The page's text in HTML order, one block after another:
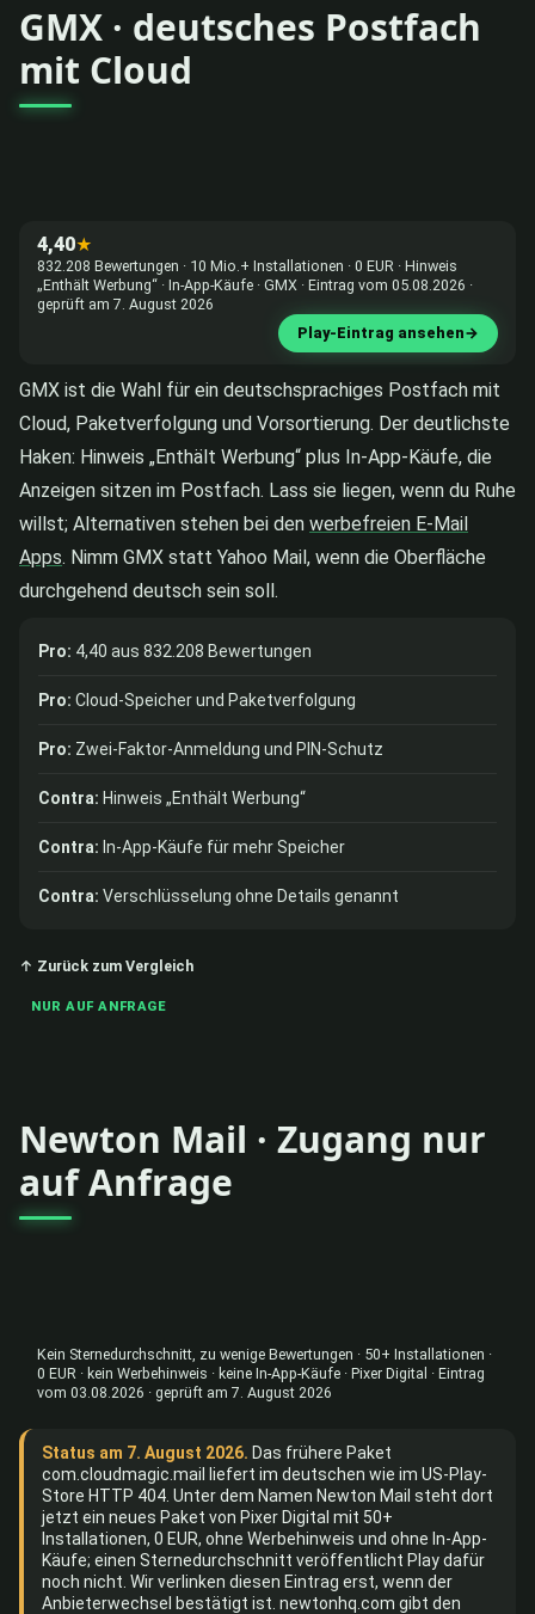
GMX · deutsches Postfach
mit Cloud
4,40★
832.208 Bewertungen · 10 Mio.+ Installationen · 0 EUR · Hinweis
„Enthält Werbung“ · In-App-Käufe · GMX · Eintrag vom 05.08.2026 ·
geprüft am 7. August 2026
Play-Eintrag ansehen→
GMX ist die Wahl für ein deutschsprachiges Postfach mit
Cloud, Paketverfolgung und Vorsortierung. Der deutlichste
Haken: Hinweis „Enthält Werbung“ plus In-App-Käufe, die
Anzeigen sitzen im Postfach. Lass sie liegen, wenn du Ruhe
willst; Alternativen stehen bei den werbefreien E-Mail
Apps. Nimm GMX statt Yahoo Mail, wenn die Oberfläche
durchgehend deutsch sein soll.
Pro: 4,40 aus 832.208 Bewertungen
Pro: Cloud-Speicher und Paketverfolgung
Pro: Zwei-Faktor-Anmeldung und PIN-Schutz
Contra: Hinweis „Enthält Werbung“
Contra: In-App-Käufe für mehr Speicher
Contra: Verschlüsselung ohne Details genannt
↑ Zurück zum Vergleich
NUR AUF ANFRAGE
Newton Mail · Zugang nur
auf Anfrage
Kein Sternedurchschnitt, zu wenige Bewertungen · 50+ Installationen ·
0 EUR · kein Werbehinweis · keine In-App-Käufe · Pixer Digital · Eintrag
vom 03.08.2026 · geprüft am 7. August 2026
Status am 7. August 2026. Das frühere Paket
com.cloudmagic.mail liefert im deutschen wie im US-Play-
Store HTTP 404. Unter dem Namen Newton Mail steht dort
jetzt ein neues Paket von Pixer Digital mit 50+
Installationen, 0 EUR, ohne Werbehinweis und ohne In-App-
Käufe; einen Sternedurchschnitt veröffentlicht Play dafür
noch nicht. Wir verlinken diesen Eintrag erst, wenn der
Anbieterwechsel bestätigt ist. newtonhq.com gibt den